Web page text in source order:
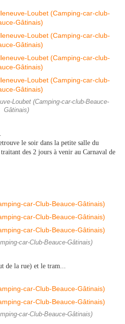
Loubet (Camping-car-club-Beauce-
Gâtinais)
le soir dans la petite salle du
des 2 jours à venir au Carnaval de
car-Club-Beauce-Gâtinais)
de la rue) et le tram...
car-Club-Beauce-Gâtinais)